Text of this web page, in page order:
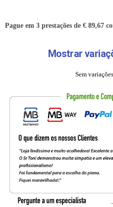
Pague em 3 prestações de € 89,67
Mostrar
Sem